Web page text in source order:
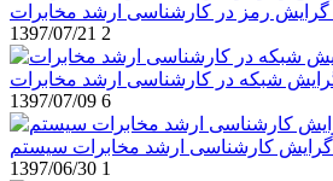
گرایش رمز در کارشناسی ارشد مخابرات
1397/07/21 2
گرایش شبکه در کارشناسی ارشد مخابرات
1397/07/09 6
گرایش کارشناسی ارشد مخابرات سیستم
1397/06/30 1